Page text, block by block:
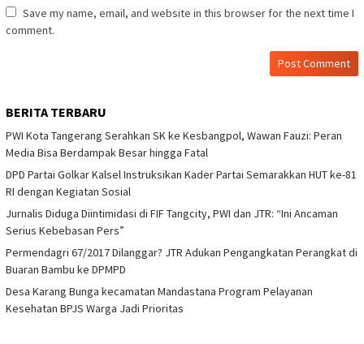
Save my name, email, and website in this browser for the next time I
comment.
BERITA TERBARU
PWI Kota Tangerang Serahkan SK ke Kesbangpol, Wawan Fauzi: Peran
Media Bisa Berdampak Besar hingga Fatal
DPD Partai Golkar Kalsel Instruksikan Kader Partai Semarakkan HUT ke-81
RI dengan Kegiatan Sosial
Jurnalis Diduga Diintimidasi di FIF Tangcity, PWI dan JTR: “Ini Ancaman
Serius Kebebasan Pers”
Permendagri 67/2017 Dilanggar? JTR Adukan Pengangkatan Perangkat di
Buaran Bambu ke DPMPD
Desa Karang Bunga kecamatan Mandastana Program Pelayanan
Kesehatan BPJS Warga Jadi Prioritas